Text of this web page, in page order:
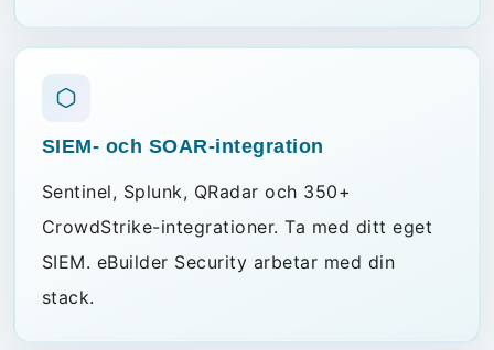
SIEM- och SOAR-integration
Sentinel, Splunk, QRadar och 350+
CrowdStrike-integrationer. Ta med ditt eget
SIEM. eBuilder Security arbetar med din
stack.